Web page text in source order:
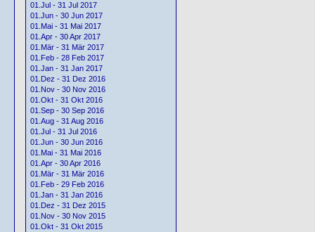
01.Jul - 31 Jul 2017
01.Jun - 30 Jun 2017
01.Mai - 31 Mai 2017
01.Apr - 30 Apr 2017
01.Mär - 31 Mär 2017
01.Feb - 28 Feb 2017
01.Jan - 31 Jan 2017
01.Dez - 31 Dez 2016
01.Nov - 30 Nov 2016
01.Okt - 31 Okt 2016
01.Sep - 30 Sep 2016
01.Aug - 31 Aug 2016
01.Jul - 31 Jul 2016
01.Jun - 30 Jun 2016
01.Mai - 31 Mai 2016
01.Apr - 30 Apr 2016
01.Mär - 31 Mär 2016
01.Feb - 29 Feb 2016
01.Jan - 31 Jan 2016
01.Dez - 31 Dez 2015
01.Nov - 30 Nov 2015
01.Okt - 31 Okt 2015